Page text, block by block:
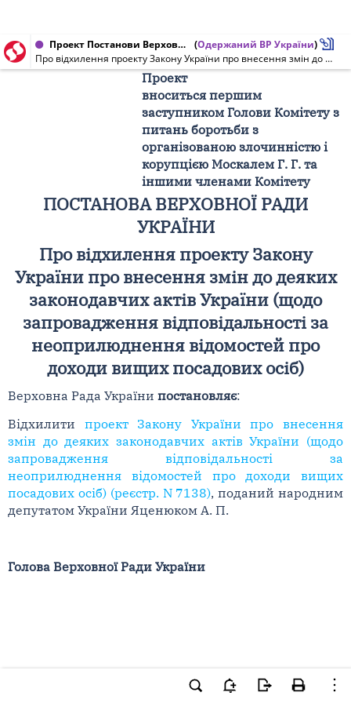
Проект Постанови Верховної Ради України від 17.12.2010 № 7138/П (Одержаний ВР України)
Про відхилення проекту Закону України про внесення змін до деяких законодавчих актів України (щодо запровадження відповідальності за неоприлюднення відомостей про доходи вищих посадових осіб)